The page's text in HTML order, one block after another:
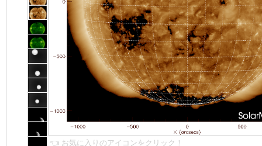
👈 お気に入りのアイコンをクリック！